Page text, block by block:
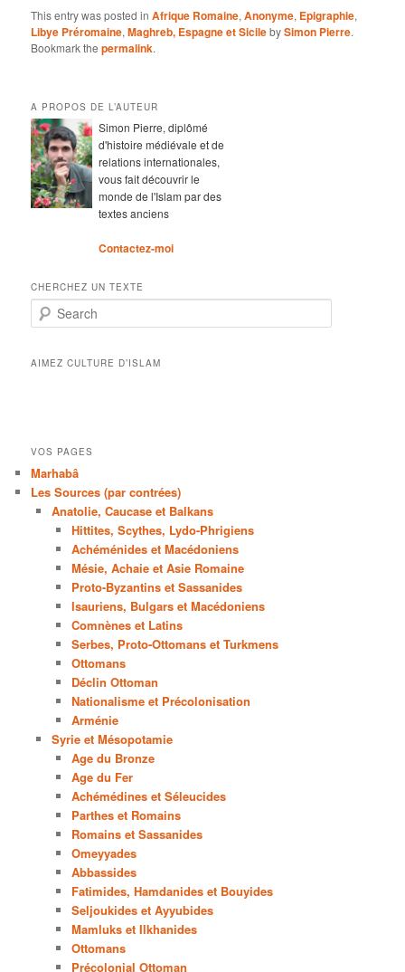
This entry was posted inAfrique Romaine,Anonyme, Epigraphie,
Libye Préromaine,Maghreb, Espagne et SicilebySimon Pierre.
Bookmark thepermalink.
A PROPOS DE L’AUTEUR
Simon Pierre, diplômé
d'histoire médiévale et de
relations internationales,
vous fait découvrir le
monde de l'Islam par des
textes anciens
Contactez-moi
CHERCHEZ UN TEXTE
Search
AIMEZ CULTURE D’ISLAM
VOS PAGES
Marhabâ
Les Sources (par contrées)
Anatolie, Caucase et Balkans
Hittites, Scythes, Lydo-Phrigiens
Achéménides et Macédoniens
Mésie, Achaie et Asie Romaine
Proto-Byzantins et Sassanides
Isauriens, Bulgars et Macédoniens
Comnènes et Latins
Serbes, Proto-Ottomans et Turkmens
Ottomans
Déclin Ottoman
Nationalisme et Précolonisation
Arménie
Syrie et Mésopotamie
Age du Bronze
Age du Fer
Achémédines et Séleucides
Parthes et Romains
Romains et Sassanides
Omeyyades
Abbassides
Fatimides, Hamdanides et Bouyides
Seljoukides et Ayyubides
Mamluks et Ilkhanides
Ottomans
Précolonial Ottoman